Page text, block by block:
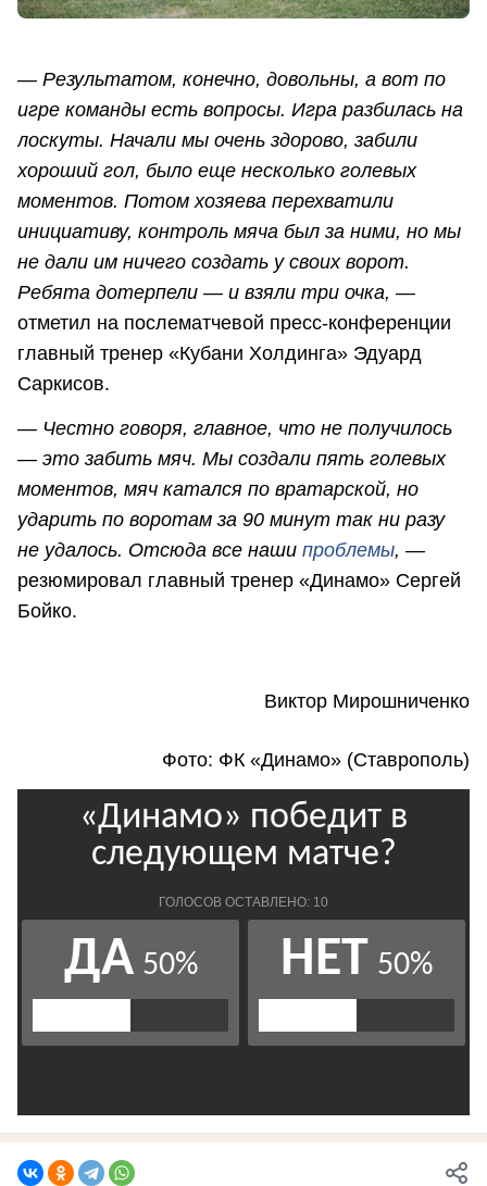
— Результатом, конечно, довольны, а вот по
игре команды есть вопросы. Игра разбилась на
лоскуты. Начали мы очень здорово, забили
хороший гол, было еще несколько голевых
моментов. Потом хозяева перехватили
инициативу, контроль мяча был за ними, но мы
не дали им ничего создать у своих ворот.
Ребята дотерпели — и взяли три очка, —
отметил на послематчевой пресс-конференции
главный тренер «Кубани Холдинга» Эдуард
Саркисов.
— Честно говоря, главное, что не получилось
— это забить мяч. Мы создали пять голевых
моментов, мяч катался по вратарской, но
ударить по воротам за 90 минут так ни разу
не удалось. Отсюда все наши проблемы, —
резюмировал главный тренер «Динамо» Сергей
Бойко.
Виктор Мирошниченко
Фото: ФК «Динамо» (Ставрополь)